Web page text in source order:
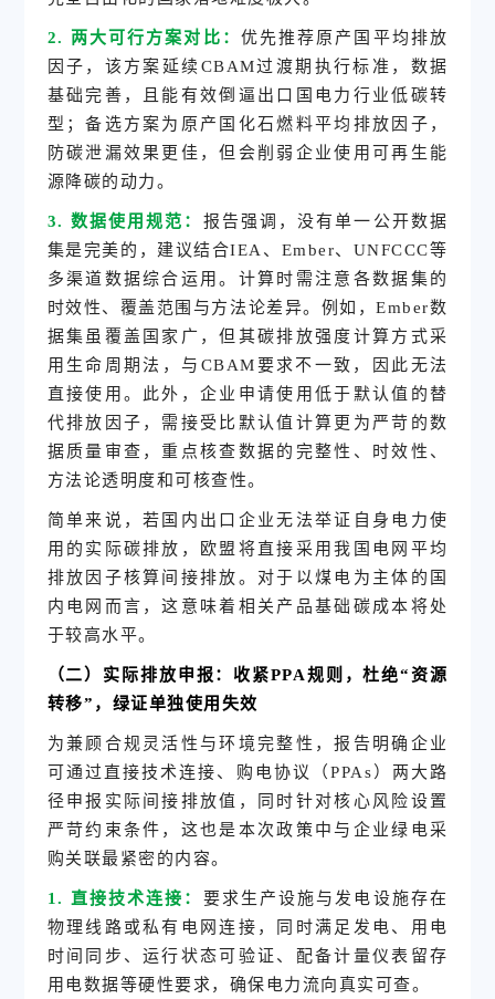
2. 两大可行方案对比： 优先推荐原产国平均排放
因子，该方案延续CBAM过渡期执行标准，数据
基础完善，且能有效倒逼出口国电力行业低碳转
型；备选方案为原产国化石燃料平均排放因子，
防碳泄漏效果更佳，但会削弱企业使用可再生能
源降碳的动力。
3. 数据使用规范： 报告强调，没有单一公开数据
集是完美的，建议结合IEA、Ember、UNFCCC等
多渠道数据综合运用。计算时需注意各数据集的
时效性、覆盖范围与方法论差异。例如，Ember数
据集虽覆盖国家广，但其碳排放强度计算方式采
用 生命周期法 ，与CBAM要求不一致，因此无法
直接使用。此外，企业申请使用低于默认值的替
代排放因子，需接受比默认值计算更为严苛的数
据质量审查，重点核查数据的完整性、时效性、
方法论透明度和可核查性。
简单来说，若国内出口企业无法举证自身电力使
用的实际碳排放，欧盟将直接采用我国电网平均
排放因子核算间接排放。对于以煤电为主体的国
内电网而言，这意味着相关产品基础碳成本将处
于较高水平。
（二）实际排放申报：收紧PPA规则，杜绝“资源
转移”，绿证单独使用失效
为兼顾合规灵活性与环境完整性，报告明确企业
可通过直接技术连接、购电协议（PPAs）两大路
径申报实际间接排放值，同时针对核心风险设置
严苛约束条件，这也是本次政策中与企业绿电采
购关联最紧密的内容。
1. 直接技术连接： 要求生产设施与发电设施存在
物理线路或私有电网连接，同时满足发电、用电
时间同步、运行状态可验证、配备计量仪表留存
用电数据等硬性要求，确保电力流向真实可查。